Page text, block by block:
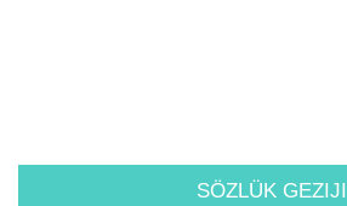
SÖZLÜK GEZIJI